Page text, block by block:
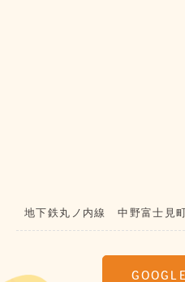
地下鉄丸ノ内線 中野富士見